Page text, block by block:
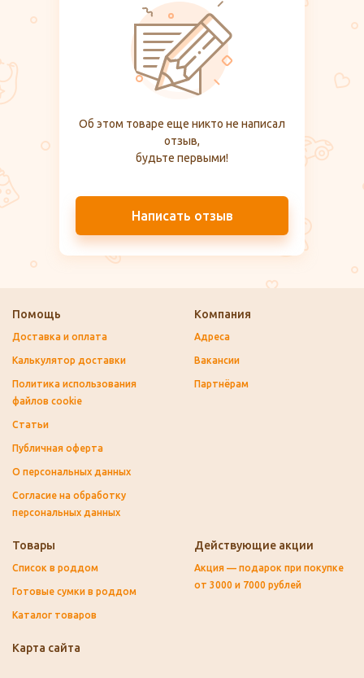
Об этом товаре еще никто не написал
отзыв,
будьте первыми!
Написать отзыв
Помощь
Доставка и оплата
Калькулятор доставки
Политика использования
файлов cookie
Статьи
Публичная оферта
О персональных данных
Согласие на обработку
персональных данных
Компания
Адреса
Вакансии
Партнёрам
Товары
Список в роддом
Готовые сумки в роддом
Каталог товаров
Действующие акции
Акция — подарок при покупке
от 3000 и 7000 рублей
Карта сайта